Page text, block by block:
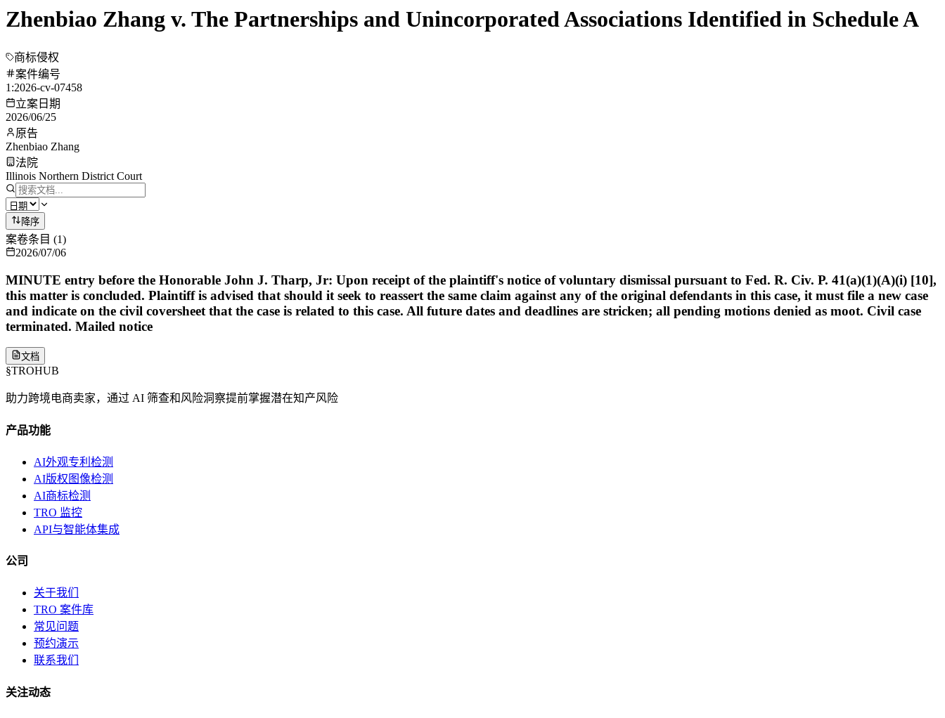
Zhenbiao Zhang v. The Partnerships and Unincorporated Associations Identified in Schedule A
商标侵权
案件编号
1:2026-cv-07458
立案日期
2026/06/25
原告
Zhenbiao Zhang
法院
Illinois Northern District Court
降序
案卷条目 (1)
2026/07/06
MINUTE entry before the Honorable John J. Tharp, Jr: Upon receipt of the plaintiff's notice of voluntary dismissal pursuant to Fed. R. Civ. P. 41(a)(1)(A)(i) [10],
this matter is concluded. Plaintiff is advised that should it seek to reassert the same claim against any of the original defendants in this case, it must file a new case
and indicate on the civil coversheet that the case is related to this case. All future dates and deadlines are stricken; all pending motions denied as moot. Civil case
terminated. Mailed notice
文档
§TROHUB
助力跨境电商卖家，通过 AI 筛查和风险洞察提前掌握潜在知产风险
产品功能
AI外观专利检测
AI版权图像检测
AI商标检测
TRO 监控
API与智能体集成
公司
关于我们
TRO 案件库
常见问题
预约演示
联系我们
关注动态